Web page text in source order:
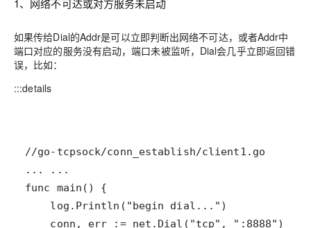
1、网络不可达或对方服务未启动
如果传给Dial的Addr是可以立即判断出网络不可达，或者Addr中
端口对应的服务没有启动，端口未被监听，Dial会几乎立即返回错
误，比如：
:::details